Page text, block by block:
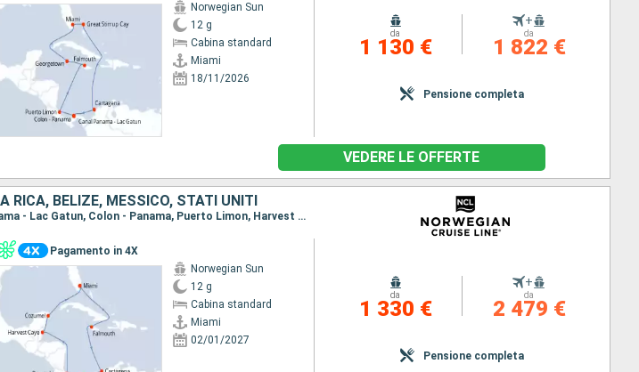
Norwegian Sun
12 g
Cabina standard
Miami
18/11/2026
da
1 130 €
+
da
1 822 €
Pensione completa
VEDERE LE OFFERTE
RICA, BELIZE, MESSICO, STATI UNITI
Itinerario : Miami, Falmouth, Cartagena, Canal Panama - Lac Gatun, Colon - Panama, Puerto Limon, Harvest Caye, Cozumel, Miami
Pagamento in 4X
Norwegian Sun
12 g
Cabina standard
Miami
02/01/2027
da
1 330 €
+
da
2 479 €
Pensione completa